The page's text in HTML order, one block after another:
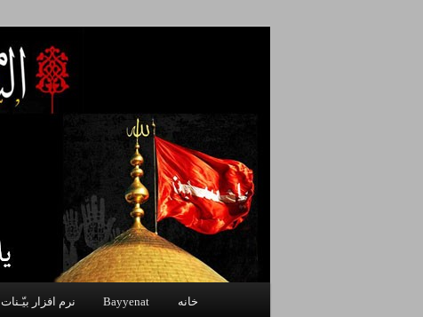
اندیشه بر خط
خانه Bayyenat نرم افزار بیّـنات